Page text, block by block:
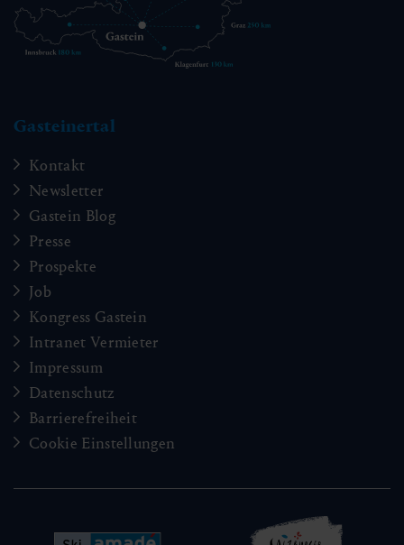
Rundweg Bauernherbst Diplom
🏀
01:00 h 1.88 km
Gasteinertal
Kontakt
Newsletter
Gastein Blog
Presse
Prospekte
Job
Kongress Gastein
Intranet Vermieter
Impressum
Datenschutz
Barrierefreiheit
Cookie Einstellungen